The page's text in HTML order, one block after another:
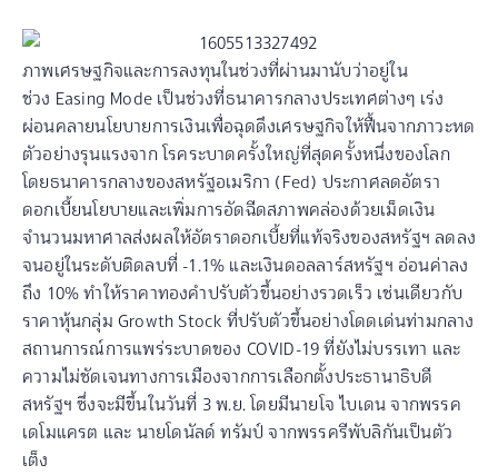
ภาพเศรษฐกิจและการลงทุนในช่วงที่ผ่านมานับว่าอยู่ใน
ช่วง Easing Mode เป็นช่วงที่ธนาคารกลางประเทศต่างๆ เร่ง
ผ่อนคลายนโยบายการเงินเพื่อฉุดดึงเศรษฐกิจให้ฟื้นจากภาวะหด
ตัวอย่างรุนแรงจาก โรคระบาดครั้งใหญ่ที่สุดครั้งหนึ่งของโลก
โดยธนาคารกลางของสหรัฐอเมริกา (Fed) ประกาศลดอัตรา
ดอกเบี้ยนโยบายและเพิ่มการอัดฉีดสภาพคล่องด้วยเม็ดเงิน
จำนวนมหาศาลส่งผลให้อัตราดอกเบี้ยที่แท้จริงของสหรัฐฯ ลดลง
จนอยู่ในระดับติดลบที่ -1.1% และเงินดอลลาร์สหรัฐฯ อ่อนค่าลง
ถึง 10% ทำให้ราคาทองคำปรับตัวขึ้นอย่างรวดเร็ว เช่นเดียวกับ
ราคาหุ้นกลุ่ม Growth Stock ที่ปรับตัวขึ้นอย่างโดดเด่นท่ามกลาง
สถานการณ์การแพร่ระบาดของ COVID-19 ที่ยังไม่บรรเทา และ
ความไม่ชัดเจนทางการเมืองจากการเลือกตั้งประธานาธิบดี
สหรัฐฯ ซึ่งจะมีขึ้นในวันที่ 3 พ.ย. โดยมีนายโจ ไบเดน จากพรรค
เดโมแครต และ นายโดนัลด์ ทรัมป์ จากพรรครีพับลิกันเป็นตัว
เต็ง